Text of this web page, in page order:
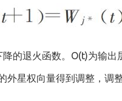
的退火函数。O(t)为输出
外星权向量得到调整，